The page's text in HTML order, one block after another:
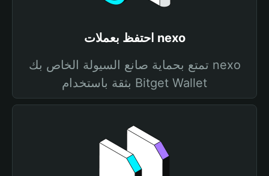
احتفظ بعملات nexo
تمتع بحماية صانع السيولة الخاص بك nexo
بثقة باستخدام Bitget Wallet